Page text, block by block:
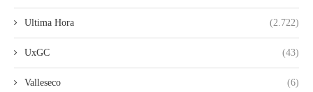
Ultima Hora (2.722)
UxGC (43)
Valleseco (6)